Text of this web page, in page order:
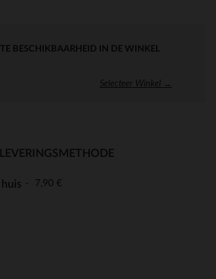
BESCHIKBAARHEID IN DE WINKEL
Selecteer Winkel →
7,90 €